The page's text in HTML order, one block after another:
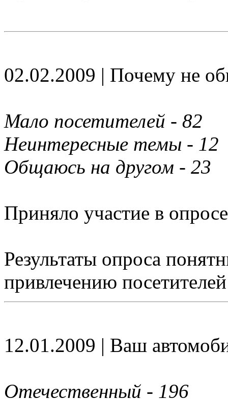
02.02.2009 | Почему не
Мало посетителей - 82
Неинтересные темы - 12
Общаюсь на другом - 23
Приняло участие в
Результаты опроса
привлечению
12.01.2009 | Ваш
Отечественный - 196